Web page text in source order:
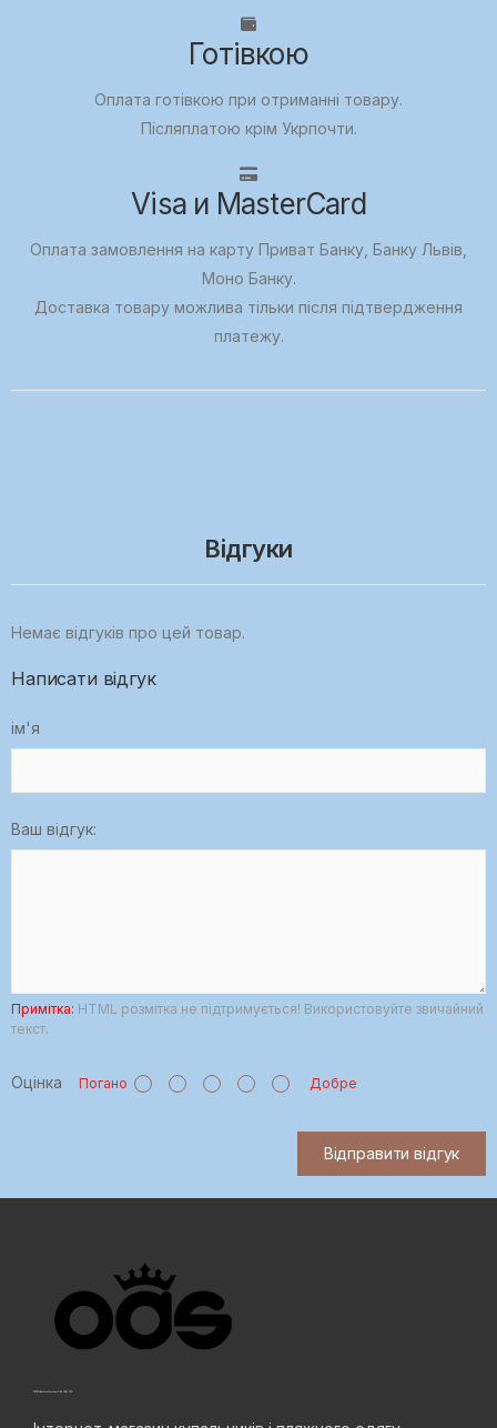
Готівкою
Оплата готівкою при отриманні товару.
Післяплатою крім Укрпочти.
Visa и MasterCard
Оплата замовлення на карту Приват Банку, Банку Львів,
Моно Банку.
Доставка товару можлива тільки після підтвердження
платежу.
Відгуки
Немає відгуків про цей товар.
Написати відгук
ім'я
Ваш відгук:
Примітка: HTML розмітка не підтримується! Використовуйте звичайний
текст.
Оцінка Погано Добре
Відправити відгук